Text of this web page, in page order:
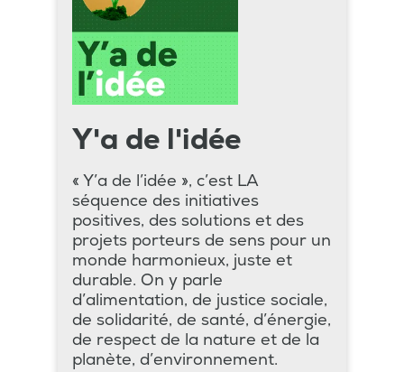
Y'a de l'idée
« Y’a de l’idée », c’est LA
séquence des initiatives
positives, des solutions et des
projets porteurs de sens pour un
monde harmonieux, juste et
durable. On y parle
d’alimentation, de justice sociale,
de solidarité, de santé, d’énergie,
de respect de la nature et de la
planète, d’environnement.